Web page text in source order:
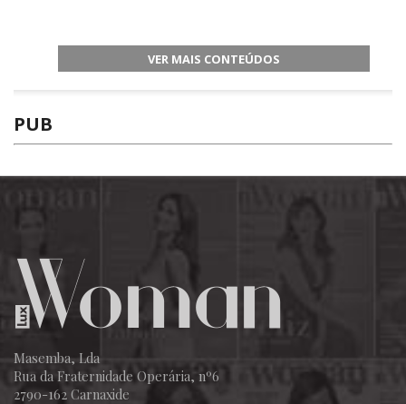
VER MAIS CONTEÚDOS
PUB
Masemba, Lda
Rua da Fraternidade Operária, nº6
2790-162 Carnaxide